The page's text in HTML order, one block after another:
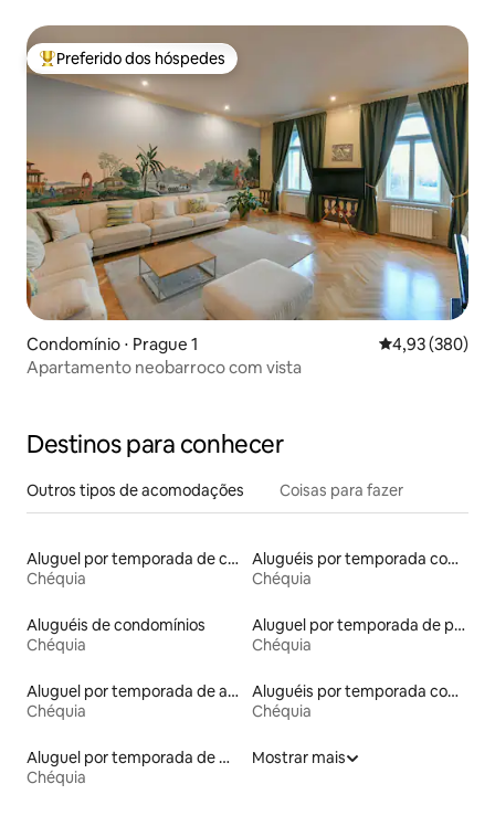
Entre os melhores preferidos dos hóspedes
Preferido dos hóspedes
Condomínio ⋅ Prague 1 4,93 de uma
4,93 (380)
Apartamento neobarroco com vista
Destinos para conhecer
Outros tipos de acomodações Coisas para fazer
Aluguel por temporada de casas arredondadas
Chéquia
Aluguéis por temporada com acesso à praia
Chéquia
Aluguéis de condomínios
Chéquia
Aluguel por temporada de pensões coreanas
Chéquia
Aluguel por temporada de apart-hotéis
Chéquia
Aluguéis por temporada com cama de altura acessível
Chéquia
Aluguel por temporada de microcasas
Chéquia
Mostrar mais